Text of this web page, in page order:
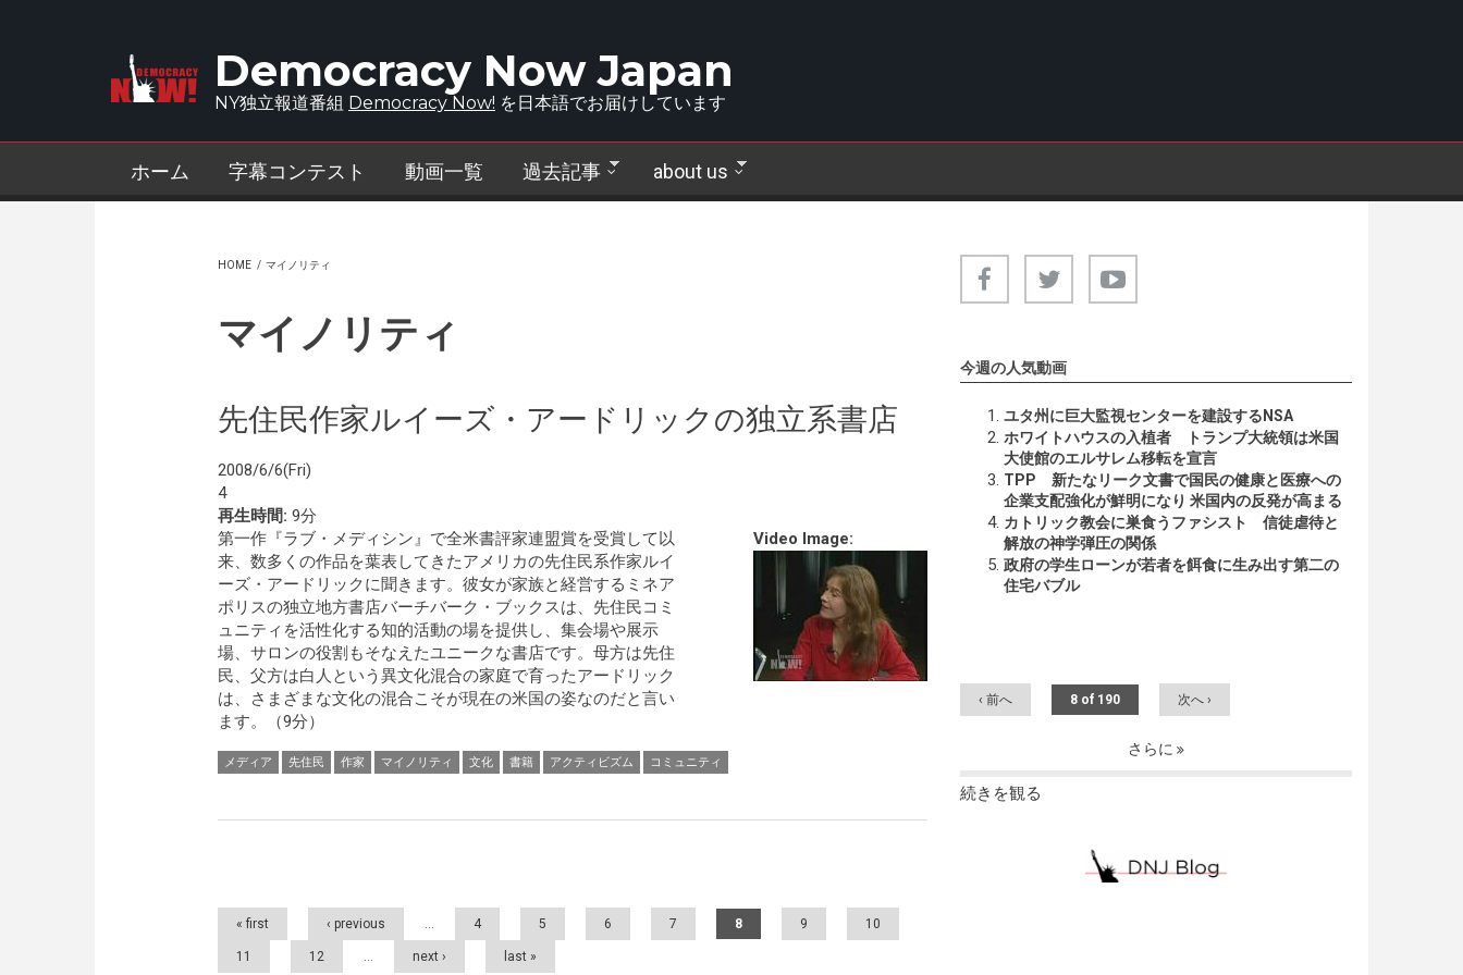
Democracy Now Japan
NY独立報道番組 Democracy Now! を日本語でお届けしています
ホーム 字幕コンテスト 動画一覧 過去記事 about us
HOME / マイノリティ
マイノリティ
先住民作家ルイーズ・アードリックの独立系書店
2008/6/6(Fri)
4
再生時間: 9分
Video Image:
第一作『ラブ・メディシン』で全米書評家連盟賞を受賞して以
来、数多くの作品を葉表してきたアメリカの先住民系作家ルイ
ーズ・アードリックに聞きます。彼女が家族と経営するミネア
ポリスの独立地方書店バーチバーク・ブックスは、先住民コミ
ュニティを活性化する知的活動の場を提供し、集会場や展示
場、サロンの役割もそなえたユニークな書店です。母方は先住
民、父方は白人という異文化混合の家庭で育ったアードリック
は、さまざまな文化の混合こそが現在の米国の姿なのだと言い
ます。（9分）
メディア 先住民 作家 マイノリティ 文化 書籍 アクティビズム コミュニティ
Pages
« first ‹ previous … 4 5 6 7 8 9 10
11 12 … next › last »
今週の人気動画
ユタ州に巨大監視センターを建設するNSA
ホワイトハウスの入植者 トランプ大統領は米国
大使館のエルサレム移転を宣言
TPP 新たなリーク文書で国民の健康と医療への
企業支配強化が鮮明になり 米国内の反発が高まる
カトリック教会に巣食うファシスト 信徒虐待と
解放の神学弾圧の関係
政府の学生ローンが若者を餌食に生み出す第二の
住宅バブル
‹ 前へ 8 of 190 次へ ›
さらに
続きを観る